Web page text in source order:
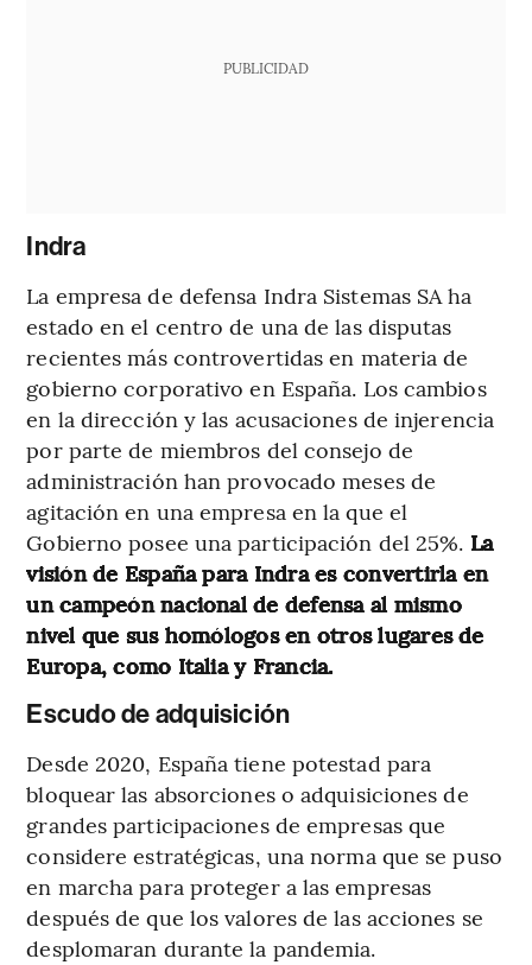
PUBLICIDAD
Indra
La empresa de defensa Indra Sistemas SA ha
estado en el centro de una de las disputas
recientes más controvertidas en materia de
gobierno corporativo en España. Los cambios
en la dirección y las acusaciones de injerencia
por parte de miembros del consejo de
administración han provocado meses de
agitación en una empresa en la que el
Gobierno posee una participación del 25%. La
visión de España para Indra es convertirla en
un campeón nacional de defensa al mismo
nivel que sus homólogos en otros lugares de
Europa, como Italia y Francia.
Escudo de adquisición
Desde 2020, España tiene potestad para
bloquear las absorciones o adquisiciones de
grandes participaciones de empresas que
considere estratégicas, una norma que se puso
en marcha para proteger a las empresas
después de que los valores de las acciones se
desplomaran durante la pandemia.